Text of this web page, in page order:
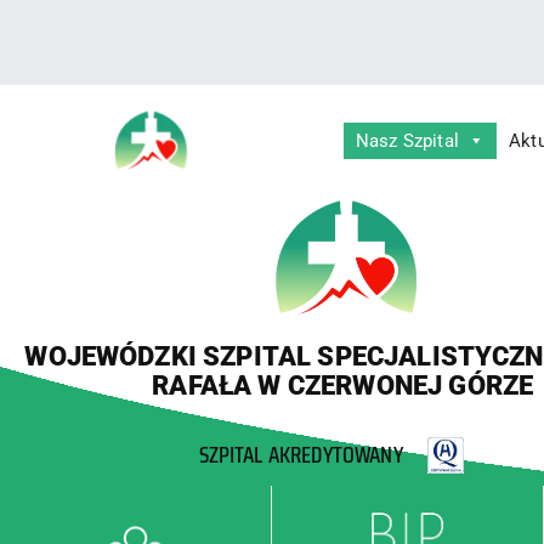
Wojewódzki Szpital
Wojewódzki Szpital Specjalistyczny im.
Nasz Szpital
WOJEWÓDZKI SZPITAL
RAFAŁA W CZERWONEJ GÓRZE
SZPITAL AKREDYTOWANY